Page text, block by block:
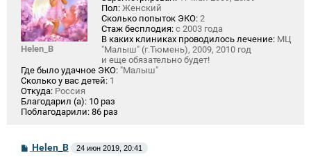
Helen_B
Пол: Женский
Сколько попыток ЭКО: 2
Стаж бесплодия: с 2003 года
В каких клиниках проводилось лечение: МЦ
"Малыш" (г.Тюмень), 2009, 2010 год
и еще обязательно будет!
Где было удачное ЭКО: "Малыш"
Сколько у вас детей: 1
Откуда: Россия
Благодарил (а): 10 раз
Поблагодарили: 86 раз
СHelen_B 24 июн 2019, 20:41